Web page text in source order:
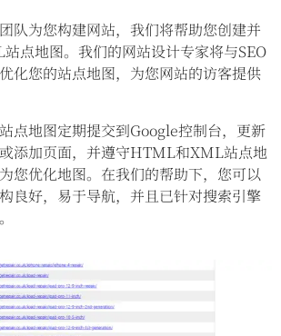
队为您构建网站，我们将帮助您创建并
点地图。我们的网站设计专家将与SEO
化您的站点地图，为您网站的访客提供
点地图定期提交到Google控制台，更新
添加页面，并遵守HTML和XML站点地
您优化地图。在我们的帮助下，您可以
良好，易于导航，并且已针对搜索引擎